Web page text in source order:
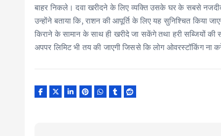
बाहर निकले। दवा खरीदने के लिए व्यक्ति उसके घर के सबसे
उन्होंने बताया कि, राशन की आपूर्ति के लिए यह सुनिश्चित किया
किराने के सामान के साथ ही खरीदे जा सकेंगे तथा हरी सब्जियों
अपपर लिमिट भी तय की जाएगी जिससे कि लोग ओवरस्टॉकिंग ना